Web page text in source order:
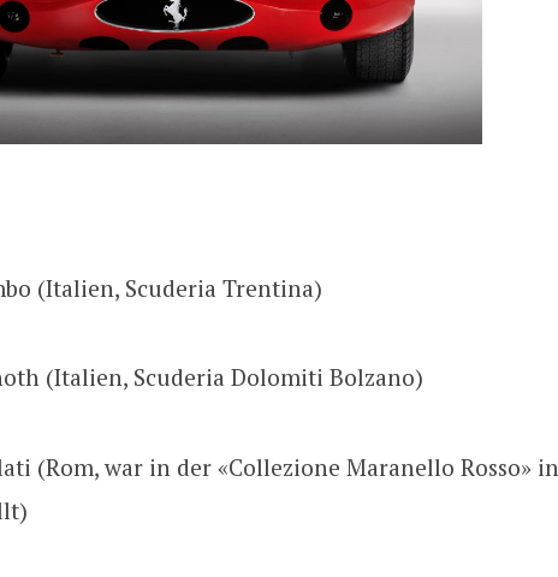
(Italien, Scuderia Trentina)
(Italien, Scuderia Dolomiti Bolzano)
(Rom, war in der «Collezione Maranello Rosso» in